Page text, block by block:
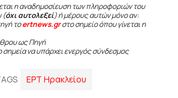
η αναδημοσίευση των πληροφοριών του
(όχι αυτολεξεί) ή μέρους αυτών μόνο αν:
τοertnews.grστο σημείο όπου γίνεται η
ως Πηγή
σημεία να υπάρχει ενεργός σύνδεσμος
ΕΡΤ Ηρακλείου